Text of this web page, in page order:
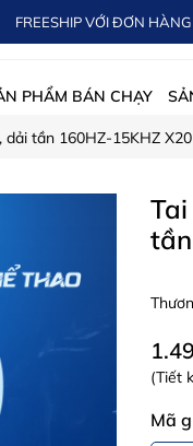
FREESHIP VỚI ĐƠN
PHẨM BÁN CHẠY
tần 160HZ-15KHZ
(Tiết
Mã